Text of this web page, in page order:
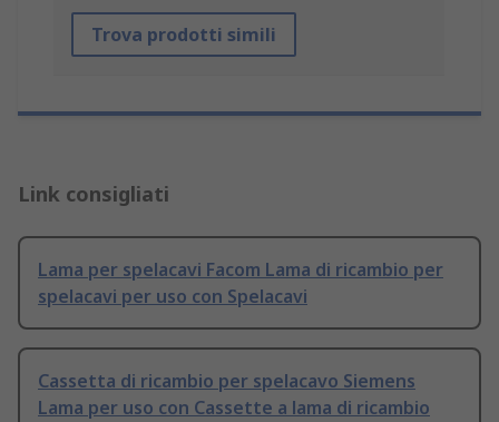
Trova prodotti simili
Link consigliati
Lama per spelacavi Facom Lama di ricambio per
spelacavi per uso con Spelacavi
Cassetta di ricambio per spelacavo Siemens
Lama per uso con Cassette a lama di ricambio